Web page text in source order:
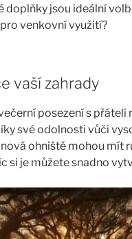
jsou ideální
venkovní využití?
vaší zahrady
posezení s
své odolnosti vůči
ohniště mohou mít
si je můžete snadno